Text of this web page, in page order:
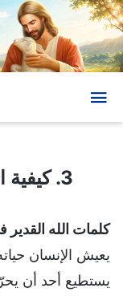
3. كيفية اختبار دينونة الله وتوبيخه
كلمات الله القدير
يعيش الإنسان
يستطيع أحد أن